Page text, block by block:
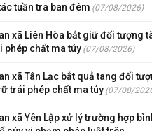
tuần tra ban đêm (07/08/2026)
xã Liên Hòa bắt giữ đối tượng
phép chất ma túy (07/08/2026)
xã Tân Lạc bắt quả tang đối
trái phép chất ma túy (07/08/
xã Yên Lập xử lý trường hợp